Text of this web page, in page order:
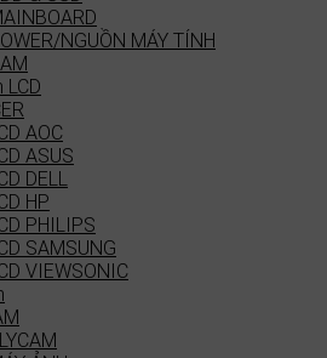
NGUỒN MÁY TÍNH
LCD
AOC
ASUS
DELL
HP
PHILIPS
SAMSUNG
VIEWSONIC